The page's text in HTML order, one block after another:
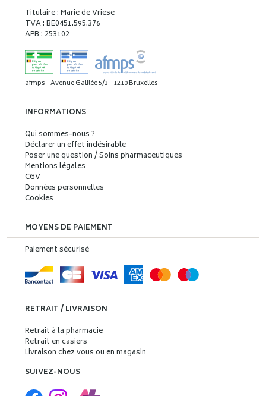
Titulaire : Marie de Vriese
TVA : BE0451.595.376
APB : 253102
afmps - Avenue Galilée 5/3 - 1210 Bruxelles
INFORMATIONS
Qui sommes-nous ?
Déclarer un effet indésirable
Poser une question / Soins pharmaceutiques
Mentions légales
CGV
Données personnelles
Cookies
MOYENS DE PAIEMENT
Paiement sécurisé
RETRAIT / LIVRAISON
Retrait à la pharmacie
Retrait en casiers
Livraison chez vous ou en magasin
SUIVEZ-NOUS